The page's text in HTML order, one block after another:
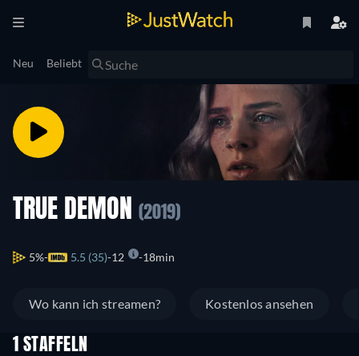
Neu Beliebt
TRUE DEMON (2019)
5% 5.5 (35) 12 18min
Wo kann ich streamen? Kostenlos ansehen
1 STAFFELN